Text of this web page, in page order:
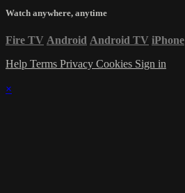
Watch anywhere, anytime
Fire TV Android Android TV iPhone
Help Terms Privacy Cookies Sign in
×